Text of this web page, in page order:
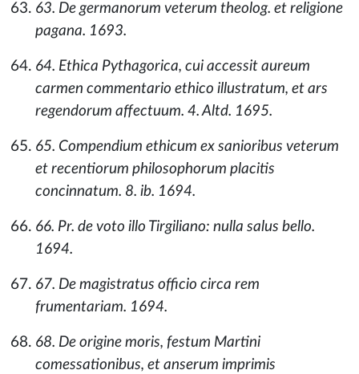
63. De germanorum veterum theolog. et religione
pagana. 1693.
64. Ethica Pythagorica, cui accessit aureum
carmen commentario ethico illustratum, et ars
regendorum affectuum. 4. Altd. 1695.
65. Compendium ethicum ex sanioribus veterum
et recentiorum philosophorum placitis
concinnatum. 8. ib. 1694.
66. Pr. de voto illo Tirgiliano: nulla salus bello.
1694.
67. De magistratus officio circa rem
frumentariam. 1694.
68. De origine moris, festum Martini
comessationibus, et anserum imprimis